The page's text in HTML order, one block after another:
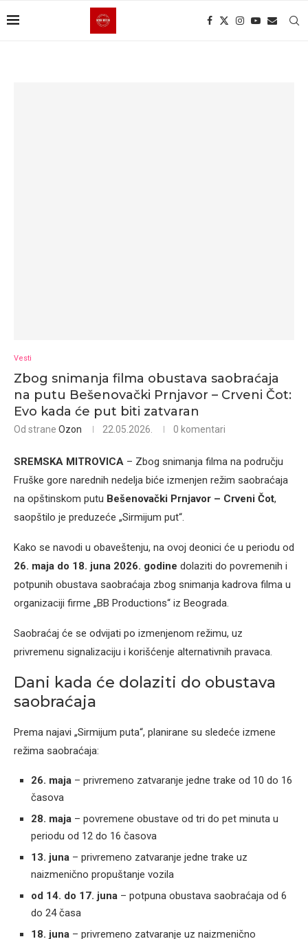
Vesti
Zbog snimanja filma obustava saobraćaja
na putu Bešenovački Prnjavor – Crveni Čot:
Evo kada će put biti zatvaran
Od strane Ozon 22.05.2026. 0 komentari
SREMSKA MITROVICA – Zbog snimanja filma na području
Fruške gore narednih nedelja biće izmenjen režim saobraćaja
na opštinskom putu Bešenovački Prnjavor – Crveni Čot,
saopštilo je preduzeće „Sirmijum put“.
Kako se navodi u obaveštenju, na ovoj deonici će u periodu od
26. maja do 18. juna 2026. godine dolaziti do povremenih i
potpunih obustava saobraćaja zbog snimanja kadrova filma u
organizaciji firme „BB Productions“ iz Beograda.
Saobraćaj će se odvijati po izmenjenom režimu, uz
privremenu signalizaciju i korišćenje alternativnih pravaca.
Dani kada će dolaziti do obustava
saobraćaja
Prema najavi „Sirmijum puta“, planirane su sledeće izmene
režima saobraćaja:
26. maja – privremeno zatvaranje jedne trake od 10 do 16
časova
28. maja – povremene obustave od tri do pet minuta u
periodu od 12 do 16 časova
13. juna – privremeno zatvaranje jedne trake uz
naizmenično propuštanje vozila
od 14. do 17. juna – potpuna obustava saobraćaja od 6
do 24 časa
18. juna – privremeno zatvaranje uz naizmenično